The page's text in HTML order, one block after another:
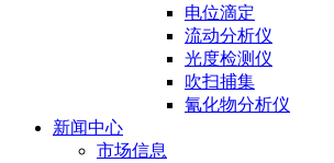
电位滴定
流动分析仪
光度检测仪
吹扫捕集
氰化物分析仪
新闻中心
市场信息